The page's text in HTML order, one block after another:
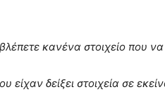
κανένα στοιχείο που
είχαν δείξει στοιχεία σε